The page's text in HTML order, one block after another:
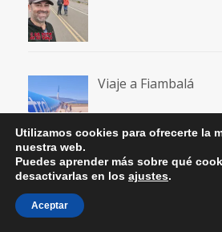
Viaje a Fiambalá
Moncayo desde
Utilizamos cookies para ofrecerte la
nuestra web.
Puedes aprender más sobre qué
desactivarlas en los ajustes.
Aceptar